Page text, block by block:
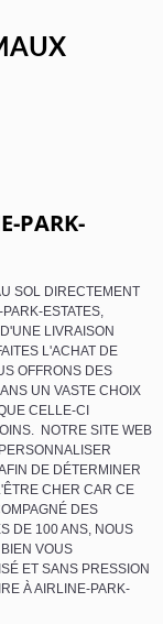
PARK-
SOL DIRECTEMENT
ESTATES,
LIVRAISON
L'ACHAT DE
OFFRONS DES
UN VASTE CHOIX
CELLE-CI
NOTRE SITE WEB
DE DÉTERMINER
CHER CAR CE
DES
DE 100 ANS, NOUS
VOUS
ET SANS PRESSION
À AIRLINE-PARK-